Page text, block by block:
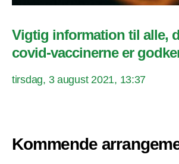
Vigtig information til alle,
covid-vaccinerne er
tirsdag, 3 august 2021, 13:37
Kommende